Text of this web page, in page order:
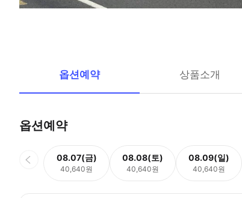
옵션예약 상품소개
옵션예약
08.07(금)
40,640원
08.08(토)
40,640원
08.09(일)
40,640원